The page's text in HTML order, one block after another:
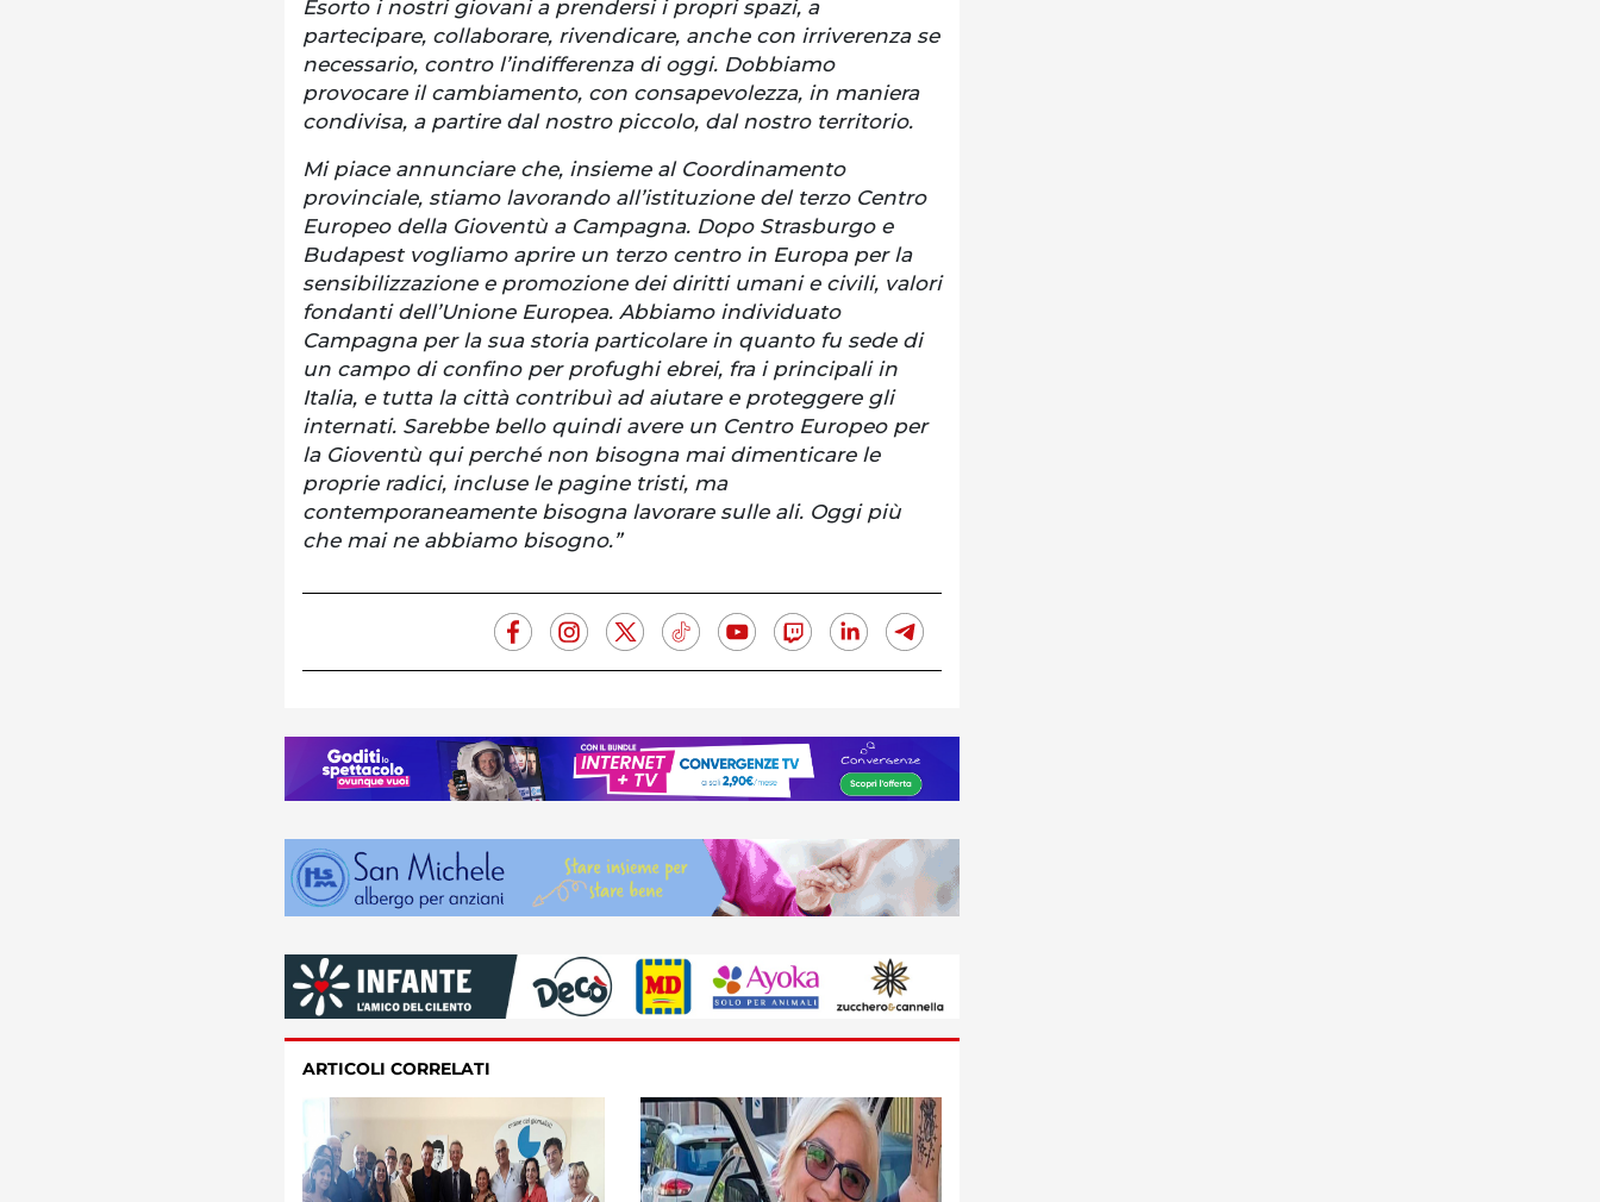
Esorto i nostri giovani a prendersi i propri spazi, a
partecipare, collaborare, rivendicare, anche con irriverenza se
necessario, contro l’indifferenza di oggi. Dobbiamo
provocare il cambiamento, con consapevolezza, in maniera
condivisa, a partire dal nostro piccolo, dal nostro territorio.
Mi piace annunciare che, insieme al Coordinamento
provinciale, stiamo lavorando all’istituzione del terzo Centro
Europeo della Gioventù a Campagna. Dopo Strasburgo e
Budapest vogliamo aprire un terzo centro in Europa per la
sensibilizzazione e promozione dei diritti umani e civili, valori
fondanti dell’Unione Europea. Abbiamo individuato
Campagna per la sua storia particolare in quanto fu sede di
un campo di confino per profughi ebrei, fra i principali in
Italia, e tutta la città contribuì ad aiutare e proteggere gli
internati. Sarebbe bello quindi avere un Centro Europeo per
la Gioventù qui perché non bisogna mai dimenticare le
proprie radici, incluse le pagine tristi, ma
contemporaneamente bisogna lavorare sulle ali. Oggi più
che mai ne abbiamo bisogno.”
ARTICOLI CORRELATI